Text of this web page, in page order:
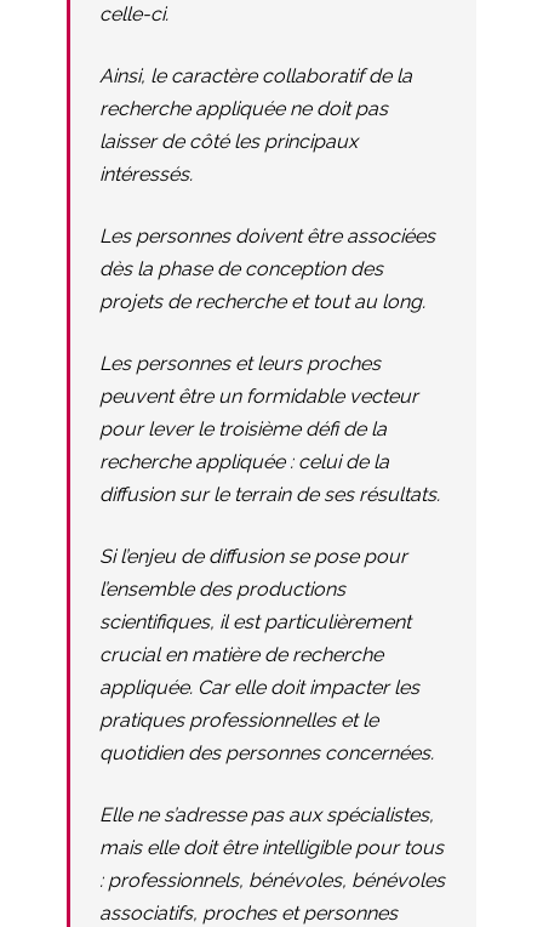
celle-ci.
Ainsi, le caractère collaboratif de la
recherche appliquée ne doit pas
laisser de côté les principaux
intéressés.
Les personnes doivent être associées
dès la phase de conception des
projets de recherche et tout au long.
Les personnes et leurs proches
peuvent être un formidable vecteur
pour lever le troisième défi de la
recherche appliquée : celui de la
diffusion sur le terrain de ses résultats.
Si l’enjeu de diffusion se pose pour
l’ensemble des productions
scientifiques, il est particulièrement
crucial en matière de recherche
appliquée. Car elle doit impacter les
pratiques professionnelles et le
quotidien des personnes concernées.
Elle ne s’adresse pas aux spécialistes,
mais elle doit être intelligible pour tous
: professionnels, bénévoles, bénévoles
associatifs, proches et personnes